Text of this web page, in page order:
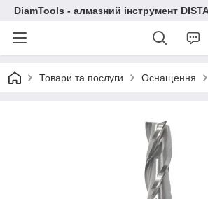
DiamTools - алмазний інструмент
Товари та послуги Оснащення